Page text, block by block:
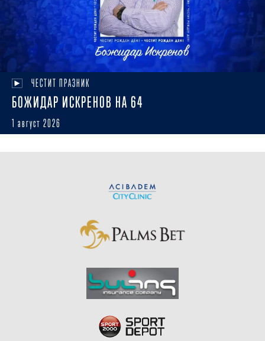
ЧЕСТИТ ПРАЗНИК
БОЖИДАР ИСКРЕНОВ НА 64
1 август 2026